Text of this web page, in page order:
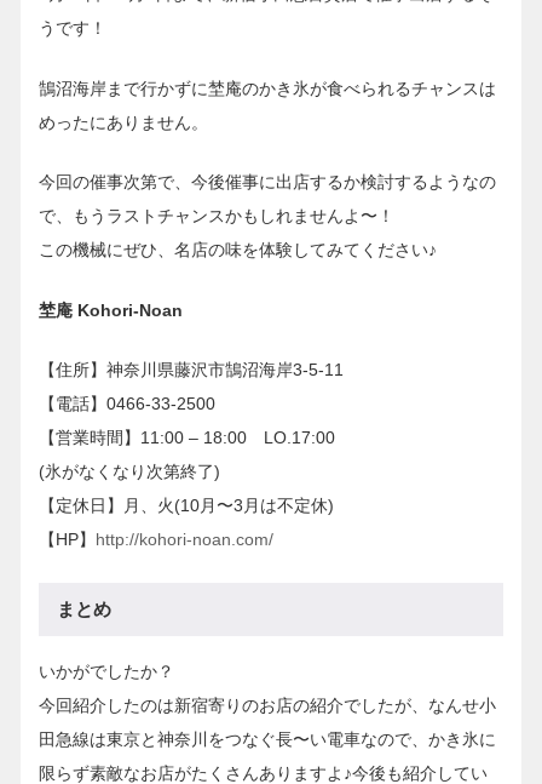
うです！
鵠沼海岸まで行かずに埜庵のかき氷が食べられるチャンスは
めったにありません。
今回の催事次第で、今後催事に出店するか検討するようなの
で、もうラストチャンスかもしれませんよ〜！
この機械にぜひ、名店の味を体験してみてください♪
埜庵 Kohori-Noan
【住所】神奈川県藤沢市鵠沼海岸3-5-11
【電話】0466-33-2500
【営業時間】11:00 – 18:00 LO.17:00
(氷がなくなり次第終了)
【定休日】月、火(10月〜3月は不定休)
【HP】 http://kohori-noan.com/
まとめ
いかがでしたか？
今回紹介したのは新宿寄りのお店の紹介でしたが、なんせ小
田急線は東京と神奈川をつなぐ長〜い電車なので、かき氷に
限らず素敵なお店がたくさんありますよ♪今後も紹介してい